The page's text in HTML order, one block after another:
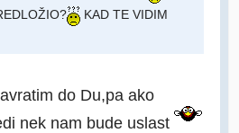
KAD TE VIDIM
do Du,pa ako
nek nam bude uslast